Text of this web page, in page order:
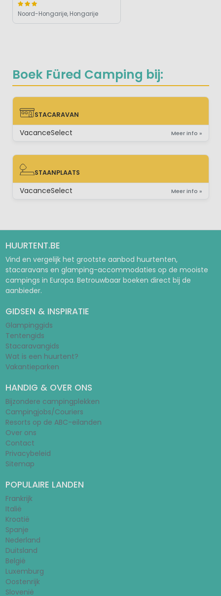
Boek Füred Camping bij:
STACARAVAN
STACARAVAN
VacanceSelect Meer info »
STAANPLAATS
STAANPLAATS
VacanceSelect Meer info »
Noord-Hongarije, Hongarije
HUURTENT.BE
Vind en vergelijk het grootste aanbod huurtenten,
stacaravans en glamping-accommodaties op de mooiste
campings in Europa. Betrouwbaar boeken direct bij de
aanbieder.
GIDSEN & INSPIRATIE
Glampinggids
Tentengids
Stacaravangids
Wat is een huurtent?
Vakantieparken
HANDIG & OVER ONS
Bijzondere campingplekken
Campingjobs/Couriers
Resorts op de ABC-eilanden
Over ons
Contact
Privacybeleid
Sitemap
POPULAIRE LANDEN
Frankrijk
Italië
Kroatië
Spanje
Nederland
Duitsland
België
Luxemburg
Oostenrijk
Slovenië